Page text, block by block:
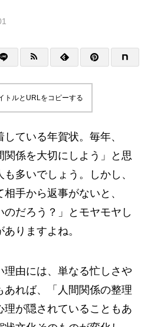
トルとURLをコピーする
ている年賀状。毎年、
関係を大切にしよう」と思
多いでしょう。しかし、
手から返事がないと、
のだろう？」とモヤモヤし
りますよね。
理由には、単なる忙しさや
あれば、「人間関係の整理
理が隠されていることもあ